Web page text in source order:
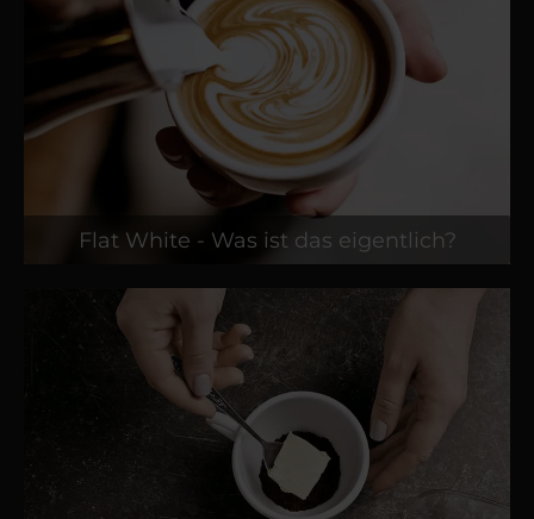
Flat White - Was ist das eigentlich?